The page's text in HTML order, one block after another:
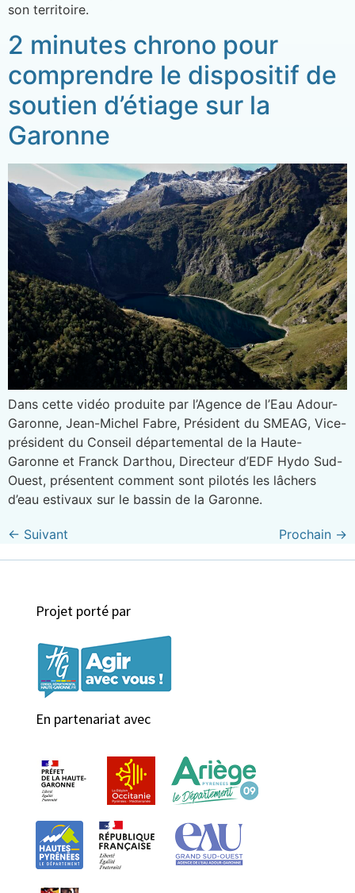
son territoire.
2 minutes chrono pour
comprendre le dispositif de
soutien d’étiage sur la
Garonne
Dans cette vidéo produite par l’Agence de l’Eau Adour-
Garonne, Jean-Michel Fabre, Président du SMEAG, Vice-
président du Conseil départemental de la Haute-
Garonne et Franck Darthou, Directeur d’EDF Hydo Sud-
Ouest, présentent comment sont pilotés les lâchers
d’eau estivaux sur le bassin de la Garonne.
← Suivant Prochain →
Projet porté par
En partenariat avec